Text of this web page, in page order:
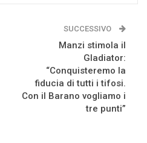
SUCCESSIVO
Manzi stimola il
Gladiator:
“Conquisteremo la
fiducia di tutti i tifosi.
Con il Barano vogliamo i
tre punti”